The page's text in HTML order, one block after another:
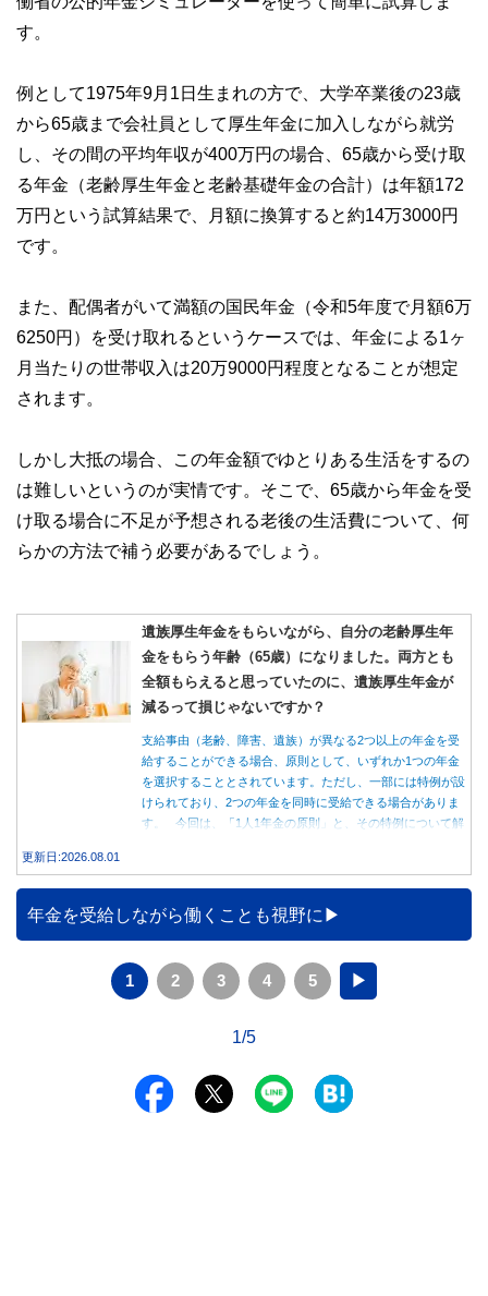
す。
例として1975年9月1日生まれの方で、大学卒業後の23歳
から65歳まで会社員として厚生年金に加入しながら就労
し、その間の平均年収が400万円の場合、65歳から受け取
る年金（老齢厚生年金と老齢基礎年金の合計）は年額172
万円という試算結果で、月額に換算すると約14万3000円
です。
また、配偶者がいて満額の国民年金（令和5年度で月額6万
6250円）を受け取れるというケースでは、年金による1ヶ
月当たりの世帯収入は20万9000円程度となることが想定
されます。
しかし大抵の場合、この年金額でゆとりある生活をするの
は難しいというのが実情です。そこで、65歳から年金を受
け取る場合に不足が予想される老後の生活費について、何
らかの方法で補う必要があるでしょう。
遺族厚生年金をもらいながら、自分の老齢厚生年
金をもらう年齢（65歳）になりました。両方とも
全額もらえると思っていたのに、遺族厚生年金が
減るって損じゃないですか？
支給事由（老齢、障害、遺族）が異なる2つ以上の年金を受
給することができる場合、原則として、いずれか1つの年金
を選択することとされています。ただし、一部には特例が設
けられており、2つの年金を同時に受給できる場合がありま
す。 今回は、「1人1年金の原則」と、その特例について解
更新日:2026.08.01
年金を受給しながら働くことも視野に
1 2 3 4 5 ▶
1/5